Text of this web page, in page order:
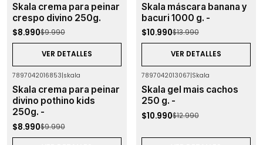
Agotado
Skala crema para peinar
crespo divino 250g.
$8.990$9.990
VER DETALLES
Agotado
Skala máscara banana y
bacuri 1000 g. -
$10.990$13.990
VER DETALLES
Agotado
7897042016853|skala
Skala crema para peinar
divino pothino kids
250g. -
$8.990$9.990
Agotado
7897042013067|Skala
Skala gel mais cachos
250 g. -
$10.990$12.990